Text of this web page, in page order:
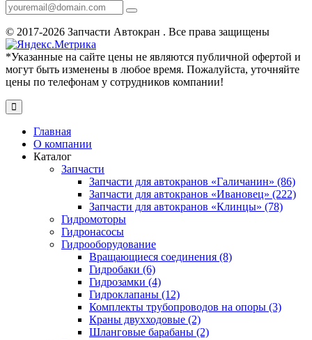
© 2017-2026 Запчасти Автокран . Все права защищены
*Указанные на сайте цены не являются публичной офертой и
могут быть изменены в любое время. Пожалуйста, уточняйте
цены по телефонам у сотрудников компании!
Главная
О компании
Каталог
Запчасти
Запчасти для автокранов «Галичанин» (86)
Запчасти для автокранов «Ивановец» (222)
Запчасти для автокранов «Клинцы» (78)
Гидромоторы
Гидронасосы
Гидрооборудование
Вращающиеся соединения (8)
Гидробаки (6)
Гидрозамки (4)
Гидроклапаны (12)
Комплекты трубопроводов на опоры (3)
Краны двухходовые (2)
Шланговые барабаны (2)